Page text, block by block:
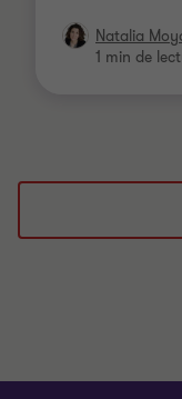
Natalia
1 min de